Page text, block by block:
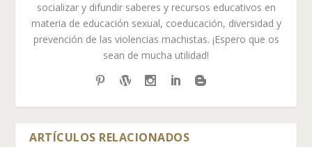
socializar y difundir saberes y recursos educativos en
materia de educación sexual, coeducación, diversidad y
prevención de las violencias machistas. ¡Espero que os
sean de mucha utilidad!
ARTÍCULOS RELACIONADOS